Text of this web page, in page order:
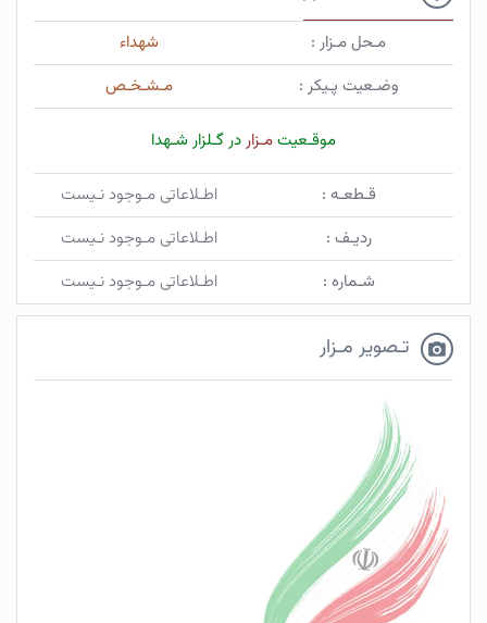
مـحل مـزار :
شهداء
وضـعیت پـیکر :
مـشـخـص
موقـعیتمـزاردر گـلزار شـهدا
قـطعـه :
اطـلاعاتی مـوجود نـیست
ردیـف :
اطـلاعاتی مـوجود نـیست
شـماره :
اطـلاعاتی مـوجود نـیست
تـصویر مـزار